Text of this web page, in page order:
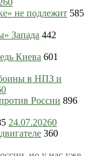
не подлежит 585
Запада 442
Киева 601
в НПЗ и
0
России 896
24.07.20260
360